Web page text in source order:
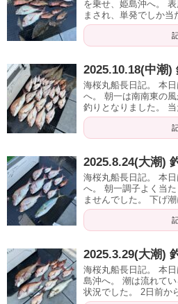
を乗せ、姫島沖へ。
まされ、単発でしか
2025.10.18(中潮)
海桜丸船長日記。 本
へ。 朝一は南南東の
釣りとなりました。
2025.8.24(大潮)
海桜丸船長日記。 本
へ。 朝一調子よく当
ませんでした。 下げ
2025.3.29(大潮)
海桜丸船長日記。 本
島沖へ。 潮は流れて
状況でした。 2日前か